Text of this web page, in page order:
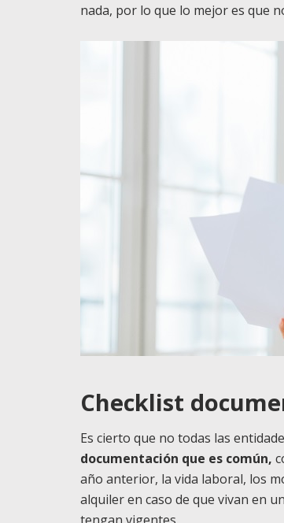
nada, por lo que lo mejor es que
Checklist
Es cierto que no todas las
documentación que es común,
año anterior, la vida laboral, los
alquiler en caso de que vivan en
tengan vigentes.